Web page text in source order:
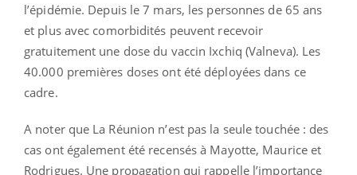
l’épidémie. Depuis le 7 mars, les personnes de 65 ans
et plus avec comorbidités peuvent recevoir
gratuitement une dose du vaccin Ixchiq (Valneva). Les
40.000 premières doses ont été déployées dans ce
cadre.
A noter que La Réunion n’est pas la seule touchée : des
cas ont également été recensés à Mayotte, Maurice et
Rodrigues. Une propagation qui rappelle l’importance